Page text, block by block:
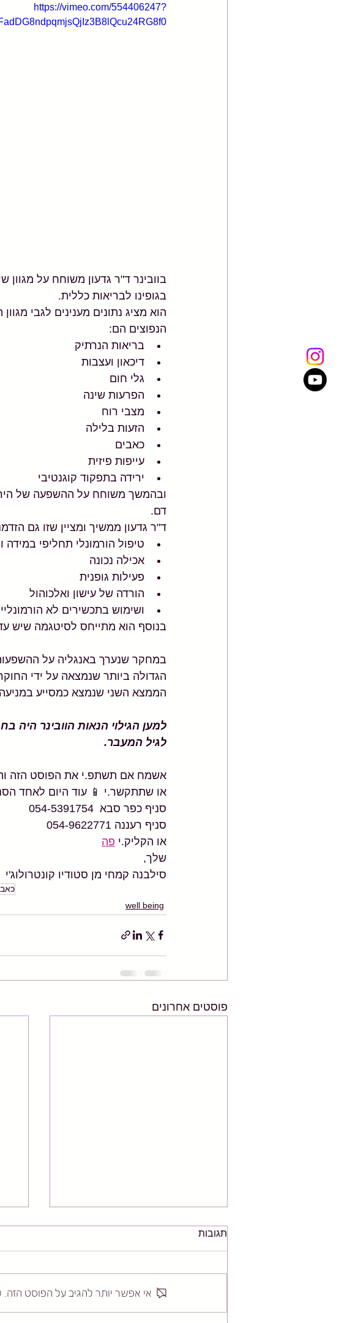
https://vimeo.com/554406247?
בוובינר ד"ר גדעון משוחח על
בגופינו לבריאות כללית.
הוא מציג נתונים מענינים לגבי
הנפוצים הם:
בריאות הנרתיק
דיכאון ועצבות
גלי חום
הפרעות שינה
מצבי רוח
הזעות בלילה
כאבים
עייפות פיזית
ירידה בתפקוד קוגנטיבי
ובהמשך משוחח על ההשפעה של
דם.
ד"ר גדעון ממשיך ומציין שזו גם
טיפול הורמונלי תחליפי
אכילה נכונה
פעילות גופנית
הורדה של עישון ואלכוהול
ושימוש בתכשירים לא
בנוסף הוא מתייחס לסיטגמה שיש
במחקר שנערך באנגליה על
הגדולה ביותר שנמצאה על ידי
הממצא השני שנמצא כמסייע במניעה
למען הגילוי הנאות הוובינר היה
לגיל המעבר.
אשמח אם תשתפ.י את הפוסט הזה
או שתתקשר.י 📱 עוד היום לאחד
סניף כפר סבא  054-5391754
סניף רעננה 054-9622771
או הקליק.י פה
שלך,
סילבנה קמחי מן סטודיו קונטרולוג'י
כאב
well being
פוסטים אחרונים
תגובות
אי אפשר יותר להגיב על הפוסט